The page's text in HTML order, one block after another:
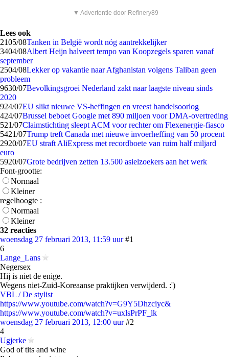
▼ Advertentie door Refinery89
Lees ook
2105/08Tanken in België wordt nóg aantrekkelijker
3404/08Albert Heijn halveert tempo van Koopzegels sparen vanaf
september
2504/08Lekker op vakantie naar Afghanistan volgens Taliban geen
probleem
9630/07Bevolkingsgroei Nederland zakt naar laagste niveau sinds
2020
924/07EU slikt nieuwe VS-heffingen en vreest handelsoorlog
424/07Brussel beboet Google met 890 miljoen voor DMA-overtreding
521/07Claimstichting sleept ACM voor rechter om Flexenergie-fiasco
5421/07Trump treft Canada met nieuwe invoerheffing van 50 procent
2920/07EU straft AliExpress met recordboete van ruim half miljard
euro
5920/07Grote bedrijven zetten 13.500 asielzoekers aan het werk
Font-grootte:
Normaal
Kleiner
regelhoogte :
Normaal
Kleiner
32 reacties
woensdag 27 februari 2013, 11:59 uur #1
6
Lange_Lans
Negersex
Hij is niet de enige.
Wegens niet-Zuid-Koreaanse praktijken verwijderd. :')
VBL / De stylist
https://www.youtube.com/watch?v=G9Y5Dhzciyc&
https://www.youtube.com/watch?v=uxlsPrPF_lk
woensdag 27 februari 2013, 12:00 uur #2
4
Ugjerke
God of tits and wine